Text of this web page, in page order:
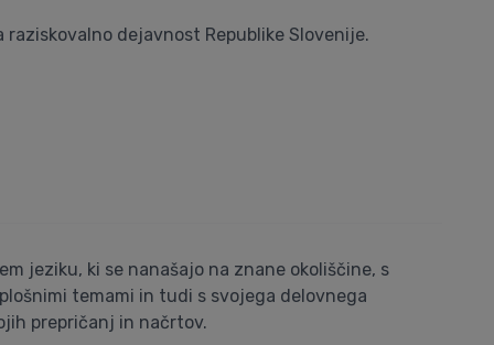
dejavnost Republike Slovenije.
jeziku, ki se nanašajo na znane okoliščine, s
temami in tudi s svojega delovnega
prepričanj in načrtov.